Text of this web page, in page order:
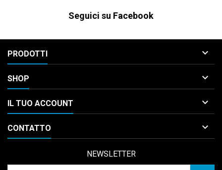
Seguici su Facebook
PRODOTTI 
SHOP 
IL TUO ACCOUNT 
CONTATTO 
NEWSLETTER